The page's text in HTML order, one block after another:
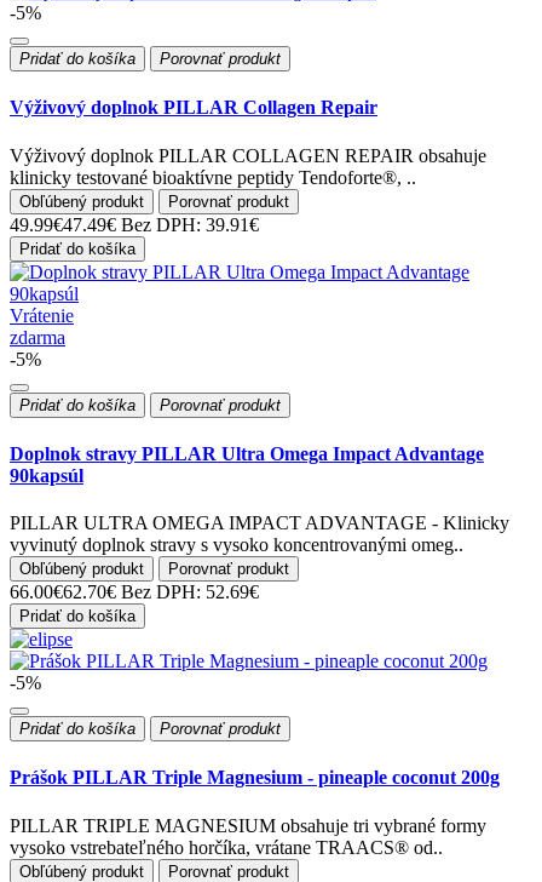
-5%
Pridať do košíka Porovnať produkt
Výživový doplnok PILLAR Collagen Repair
Výživový doplnok PILLAR COLLAGEN REPAIR obsahuje
klinicky testované bioaktívne peptidy Tendoforte®, ..
Obľúbený produkt Porovnať produkt
49.99€47.49€ Bez DPH: 39.91€
Pridať do košíka
Vrátenie
zdarma
-5%
Pridať do košíka Porovnať produkt
Doplnok stravy PILLAR Ultra Omega Impact Advantage
90kapsúl
PILLAR ULTRA OMEGA IMPACT ADVANTAGE - Klinicky
vyvinutý doplnok stravy s vysoko koncentrovanými omeg..
Obľúbený produkt Porovnať produkt
66.00€62.70€ Bez DPH: 52.69€
Pridať do košíka
-5%
Pridať do košíka Porovnať produkt
Prášok PILLAR Triple Magnesium - pineaple coconut 200g
PILLAR TRIPLE MAGNESIUM obsahuje tri vybrané formy
vysoko vstrebateľného horčíka, vrátane TRAACS® od..
Obľúbený produkt Porovnať produkt